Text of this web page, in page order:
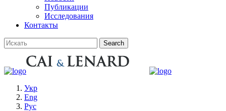
Публикации
Исследования
Контакты
Укр
Eng
Рус